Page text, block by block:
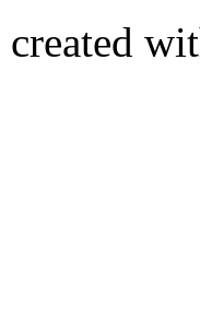
created